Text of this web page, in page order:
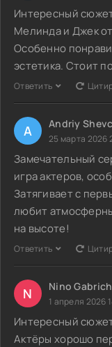
Интересный
Мелинда и Джек
Особенно
эстетика. Стоит
Ответить
A Andriy
25 марта 2026
Замечательный
игра актеров,
Затягивает с
любит
на высоте!
Ответить
N Nino
1 апреля 2026
Интересный
Актёры хорошо